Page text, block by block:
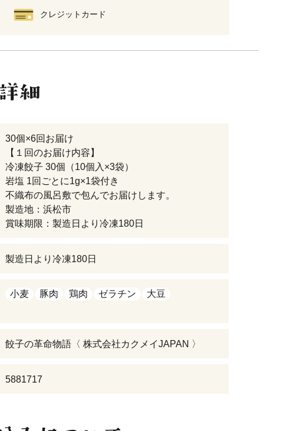
クレジットカード
30個×6回お届け
【１回のお届け内容】
冷凍餃子 30個（10個入×3袋）
岩塩 1回ごとに1g×1袋付き
不織布の風呂敷で包んでお届けします。
製造地：浜松市
賞味期限：製造日より冷凍180日
製造日より冷凍180日
小麦 豚肉 鶏肉 ゼラチン 大豆
餃子の革命物語〈 株式会社カクメイJAPAN 〉
5881717